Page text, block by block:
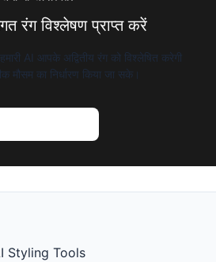
रंग विश्लेषण प्राप्त करें
AI आपके अद्वितीय रंग को विश्लेषित करेगी
मौसम का निर्धारण किया जा सके।
Styling Tools